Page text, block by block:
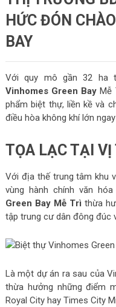
HỨC ĐÓN
BAY
Với quy mô gần 32 ha
Vinhomes Green Bay Mễ
phẩm biệt thự, liền kề và
điều hòa không khí lớn
TỌA LẠC TẠI VỊ
Với địa thế trung tâm khu
vùng hành chính văn
Green Bay Mễ Trì thừa
tập trung cư dân đông đúc
Là một dự án ra sau của
thừa hưởng những điểm
Royal City hay Times City